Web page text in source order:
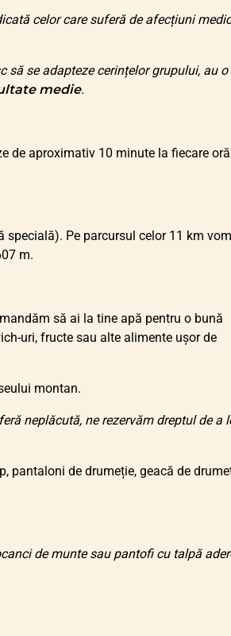
celor care suferă de afecțiuni
să se adapteze cerințelor grupului, au o
medie.
de aproximativ 10 minute la fiecare
specială). Pe parcursul celor 11 km vom
m.
să ai la tine apă pentru o bună
uri, fructe sau alte alimente ușor de
montan.
neplăcută, ne rezervăm dreptul de a
pantaloni de drumeție, geacă de
de munte sau pantofi cu talpă